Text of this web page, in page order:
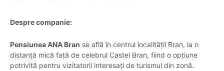
Despre companie:
Pensiunea ANA Bran se află în centrul localității Bran, la o
distanță mică față de celebrul Castel Bran, fiind o opțiune
potrivită pentru vizitatorii interesați de turismul din zonă.